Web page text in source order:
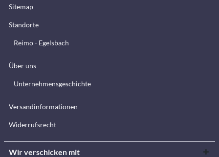
Sitemap
Standorte
Reimo - Egelsbach
Über uns
Unternehmensgeschichte
Versandinformationen
Widerrufsrecht
Wir verschicken mit